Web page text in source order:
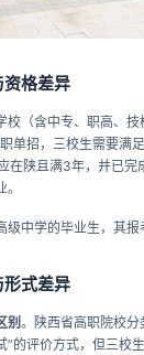
格差异
校（含中专、职高、技
单招，三校生需要满
在陕且满3年，并已完
级中学的毕业生，其报
式差异
别。陕西省高职院校
”的评价方式，但三校